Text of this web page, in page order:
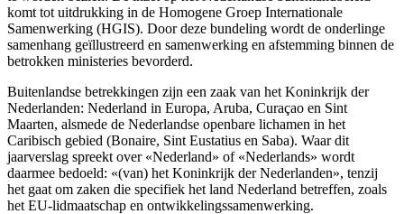
komt tot uitdrukking in de Homogene Groep Internationale
Samenwerking (HGIS). Door deze bundeling wordt de onderlinge
samenhang geïllustreerd en samenwerking en afstemming binnen de
betrokken ministeries bevorderd.
Buitenlandse betrekkingen zijn een zaak van het Koninkrijk der
Nederlanden: Nederland in Europa, Aruba, Curaçao en Sint
Maarten, alsmede de Nederlandse openbare lichamen in het
Caribisch gebied (Bonaire, Sint Eustatius en Saba). Waar dit
jaarverslag spreekt over «Nederland» of «Nederlands» wordt
daarmee bedoeld: «(van) het Koninkrijk der Nederlanden», tenzij
het gaat om zaken die specifiek het land Nederland betreffen, zoals
het EU-lidmaatschap en ontwikkelingssamenwerking.